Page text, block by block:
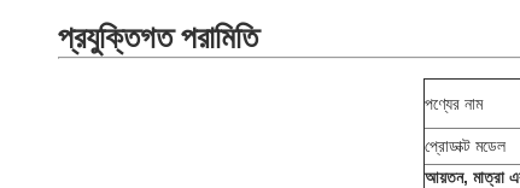
প্রযুক্তিগত পরামিতি
পণ্যের নাম
প্রোডাক্ট মডেল
আয়তন, মাত্রা